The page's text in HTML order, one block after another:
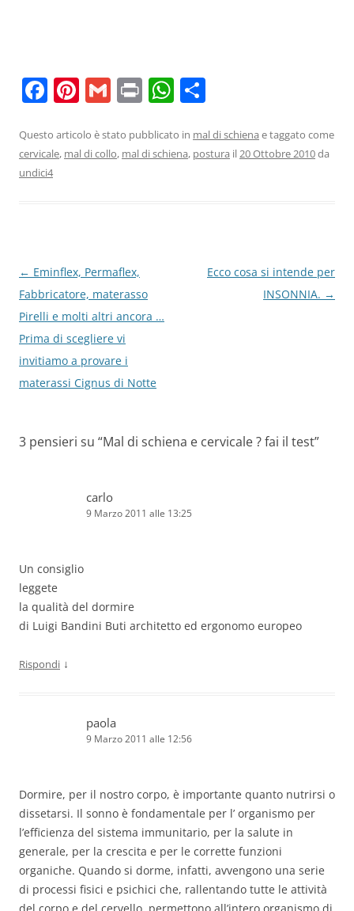
F
c
e
k
Pi
er
e
G
ai
l
Pr
t
W
at
s
n
di
Questo articolo è stato pubblicato in mal di schiena e taggato come
cervicale, mal di collo, mal di schiena, postura il20 Ottobre 2010da
undici4
Navigazione
articolo
← Eminflex, Permaflex,
Fabbricatore, materasso
Pirelli e molti altri ancora …
Prima di scegliere vi
invitiamo a provare i
materassi Cignus di Notte
Ecco cosa si intende per
INSONNIA. →
3 pensieri su “Mal di schiena e cervicale ? fai il test”
carlo
9 Marzo 2011 alle 13:25
Un consiglio
leggete
la qualità del dormire
di Luigi Bandini Buti architetto ed ergonomo europeo
Rispondi ↓
paola
9 Marzo 2011 alle 12:56
Dormire, per il nostro corpo, è importante quanto nutrirsi o
dissetarsi. Il sonno è fondamentale per l’ organismo per
l’efficienza del sistema immunitario, per la salute in
generale, per la crescita e per le corrette funzioni
organiche. Quando si dorme, infatti, avvengono una serie
di processi fisici e psichici che, rallentando tutte le attività